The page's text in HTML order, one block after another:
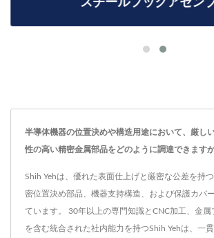
スチールフックアセン
半導体機器の位置決めや構造用途において、厳し
性の高い精密金属部品をどのように調達できます
Shih Yehは、優れた表面仕上げと厳密な公差を持
密位置決め部品、機器支持構造、および保護カバ
ています。 30年以上の専門知識とCNC加工、金属
を含む統合された社内能力を持つShih Yehは、一